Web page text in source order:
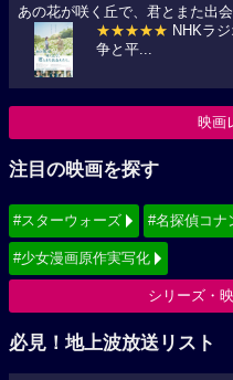
あの花が咲く丘で、君とまた出会
★★★★★ NHKラ
争と平...
映画
注目の映画を探す
#スターウォーズ #名探偵コナ
#少女漫画原作実写化
シリーズ・
必見！地上波放送リスト